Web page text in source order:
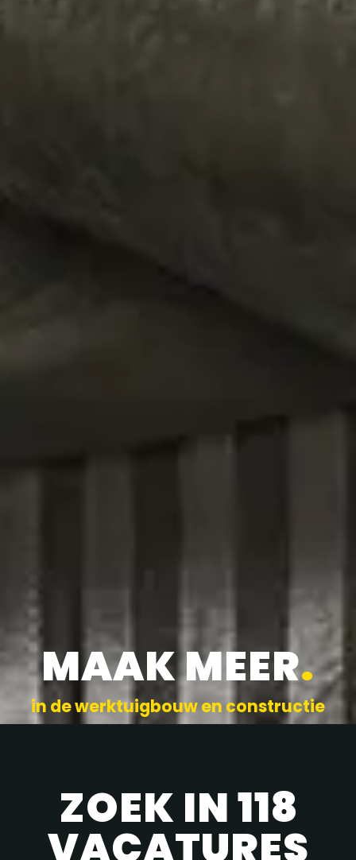
MAAK MEER.
in de werktuigbouw en constructie
ZOEK IN 118
VACATURES